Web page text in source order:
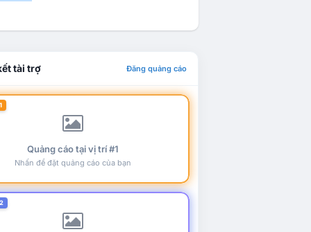
tài trợ Đăng quảng cáo
Quảng cáo tại vị trí #1
Nhấn để đặt quảng cáo của bạn